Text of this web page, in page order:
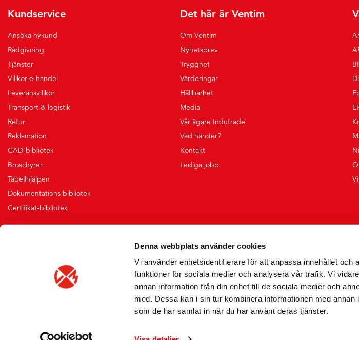
Denna webbplats använder cookies
Vi använder enhetsidentifierare för att anpassa innehållet och
funktioner för sociala medier och analysera vår trafik. Vi
annan information från din enhet till de sociala medier och
med. Dessa kan i sin tur kombinera informationen med
som de har samlat in när du har använt deras tjänster.
Kundservice
Ansöka nykund
Rådgivning
Tjänster
Villkor e-handel
Leveransvillkor
Transport & logistik
Retur
Reklamation
CAD-bibliotek
Broschyrer
Tabellhjälpen
Dokumentations bibliotek
Certifikat-bibliotek
Det här är Ventim
Om Ventim
Nyhetsbrev
Trygghet
Värderingar
Hållbarhet
Media
Vår ägare Indutrade
Vad händer?
Kontakt
Lediga jobb